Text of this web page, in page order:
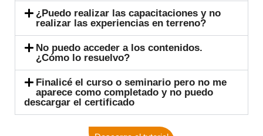
¿Puedo realizar las capacitaciones y no
realizar las experiencias en terreno?
No puedo acceder a los contenidos.
¿Cómo lo resuelvo?
Finalicé el curso o seminario pero no me
aparece como completado y no puedo
descargar el certificado